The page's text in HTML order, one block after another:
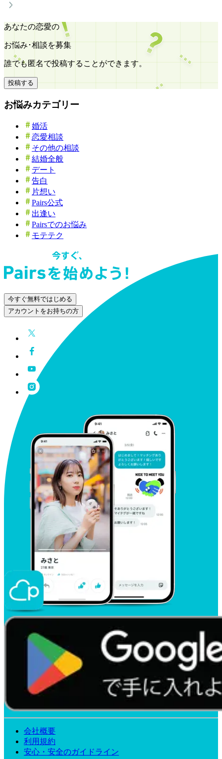
あなたの恋愛の
お悩み･相談を募集
誰でも匿名で投稿することができます。
投稿する
お悩みカテゴリー
婚活
恋愛相談
その他の相談
結婚全般
デート
告白
片想い
Pairs公式
出逢い
Pairsでのお悩み
モテテク
今すぐ無料ではじめる
アカウントをお持ちの方
会社概要
利用規約
安心・安全のガイドライン